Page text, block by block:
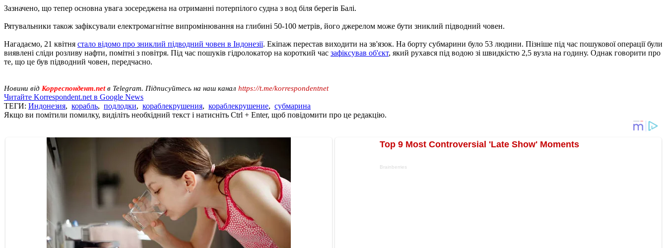
Зазначено, що тепер основна увага зосереджена на отриманні потерпілого судна з вод біля берегів Балі.
Рятувальники також зафіксували електромагнітне випромінювання на глибині 50-100 метрів, його джерелом може бути зниклий підводний човен.
Нагадаємо, 21 квітня стало відомо про зниклий підводний човен в Індонезії. Екіпаж перестав виходити на зв'язок. На борту субмарини було 53 людини. Пізніше під час пошукової операції були
виявлені сліди розливу нафти, помітні з повітря. Під час пошуків гідролокатор на короткий час зафіксував об'єкт, який рухався під водою зі швидкістю 2,5 вузла на годину. Однак говорити про
те, що це був підводний човен, передчасно.
Новини від Корреспондент.netв Telegram. Підписуйтесь на наш канал https://t.me/korrespondentnet
Читайте Korrespondent.net в Google News
ТЕГИ: Индонезия, корабль, подлодки, кораблекрушения, кораблекрушение, субмарина
Якщо ви помітили помилку, виділіть необхідний текст і натисніть Ctrl + Enter, щоб повідомити про це редакцію.